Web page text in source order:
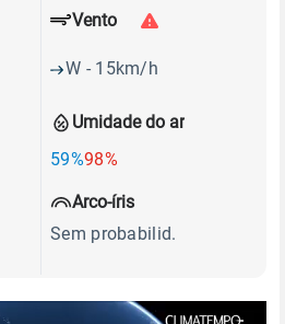
Umidade do ar
59%98%
Vento
W - 15km/h
Arco-íris
Sem probabilid.